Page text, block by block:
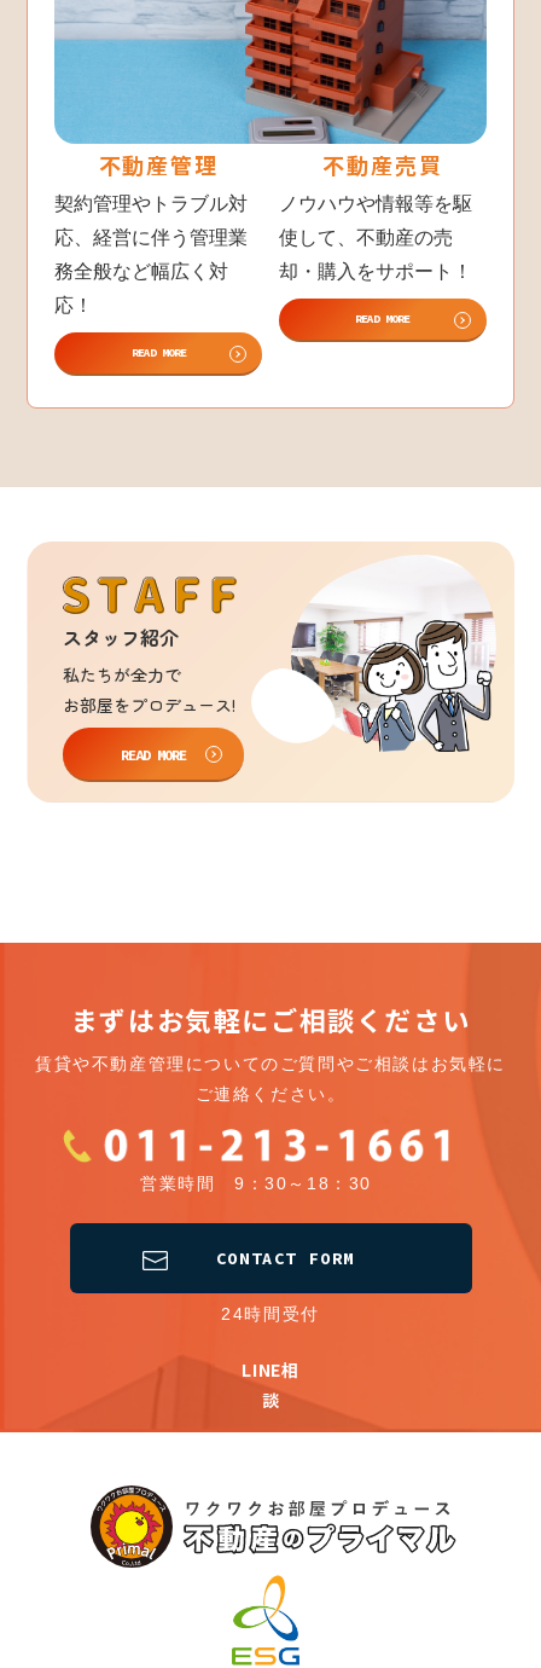
不動産管理
契約管理やトラブル対
応、経営に伴う管理業
務全般など幅広く対
応！
READ MORE
不動産売買
ノウハウや情報等を駆
使して、不動産の売
却・購入をサポート！
READ MORE
スタッフ紹介
私たち が全力で
お部屋をプロデュース!
READ MORE
まずはお気軽にご相談ください
賃貸や不動産管理についての ご質問やご相談はお気軽に
ご連絡ください。
営業時間 9：30～18：30
CONTACT FORM
24時間受付
LINE相
談